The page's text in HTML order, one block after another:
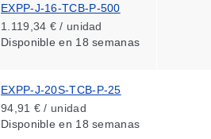
EXPP-J-16-TCB-P-500
1.119,34 € / unidad
Disponible en 18 semanas
EXPP-J-20S-TCB-P-25
94,91 € / unidad
Disponible en 18 semanas